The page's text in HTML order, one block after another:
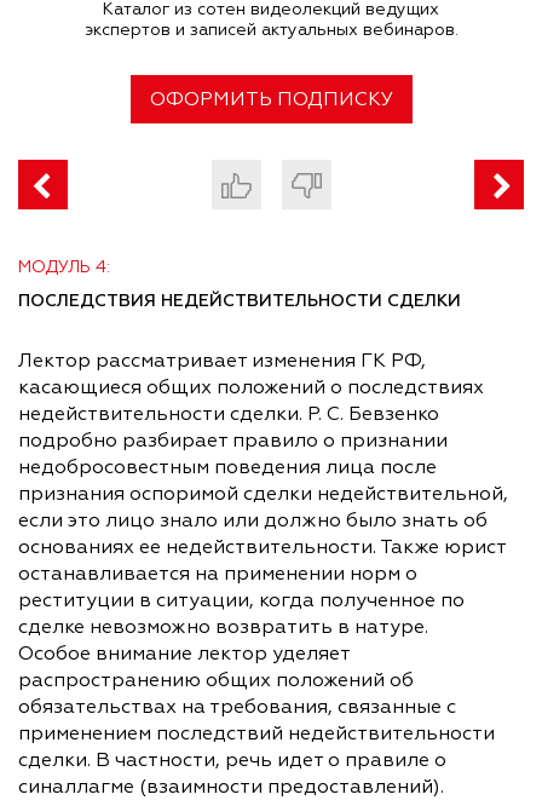
Каталог из сотен видеолекций ведущих
экспертов и записей актуальных вебинаров.
ОФОРМИТЬ ПОДПИСКУ
МОДУЛЬ 4:
ПОСЛЕДСТВИЯ НЕДЕЙСТВИТЕЛЬНОСТИ СДЕЛКИ
Лектор рассматривает изменения ГК РФ,
касающиеся общих положений о последствиях
недействительности сделки. Р. С. Бевзенко
подробно разбирает правило о признании
недобросовестным поведения лица после
признания оспоримой сделки недействительной,
если это лицо знало или должно было знать об
основаниях ее недействительности. Также юрист
останавливается на применении норм о
реституции в ситуации, когда полученное по
сделке невозможно возвратить в натуре.
Особое внимание лектор уделяет
распространению общих положений об
обязательствах на требования, связанные с
применением последствий недействительности
сделки. В частности, речь идет о правиле о
синаллагме (взаимности предоставлений).